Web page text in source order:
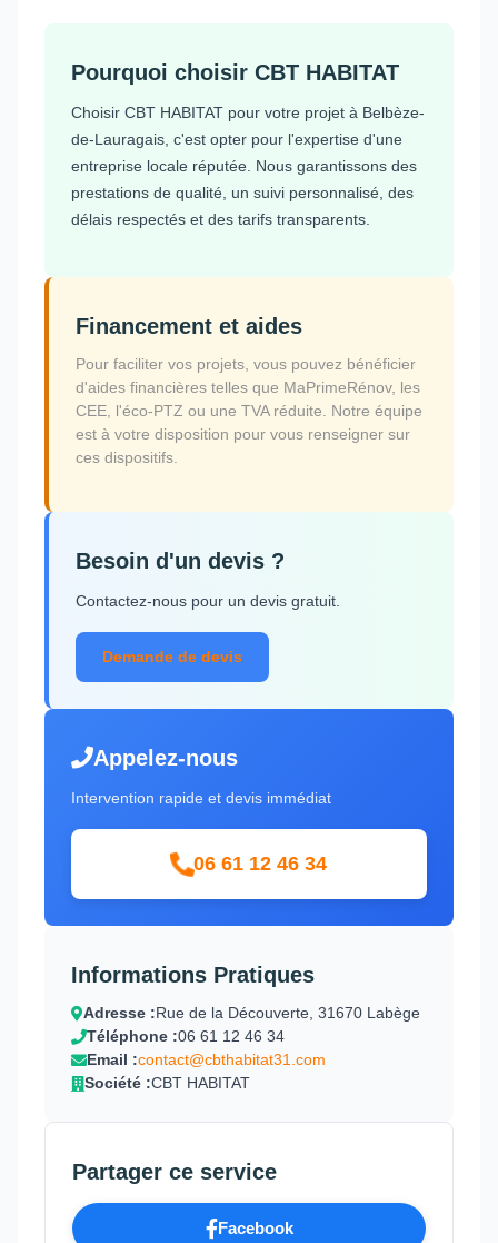
Pourquoi choisir CBT HABITAT
Choisir CBT HABITAT pour votre projet à Belbèze-
de-Lauragais, c'est opter pour l'expertise d'une
entreprise locale réputée. Nous garantissons des
prestations de qualité, un suivi personnalisé, des
délais respectés et des tarifs transparents.
Financement et aides
Pour faciliter vos projets, vous pouvez bénéficier
d'aides financières telles que MaPrimeRénov, les
CEE, l'éco-PTZ ou une TVA réduite. Notre équipe
est à votre disposition pour vous renseigner sur
ces dispositifs.
Besoin d'un devis ?
Contactez-nous pour un devis gratuit.
Demande de devis
Appelez-nous
Intervention rapide et devis immédiat
06 61 12 46 34
Informations Pratiques
Adresse :Rue de la Découverte, 31670 Labège
Téléphone :06 61 12 46 34
Email :contact@cbthabitat31.com
Société :CBT HABITAT
Partager ce service
Facebook